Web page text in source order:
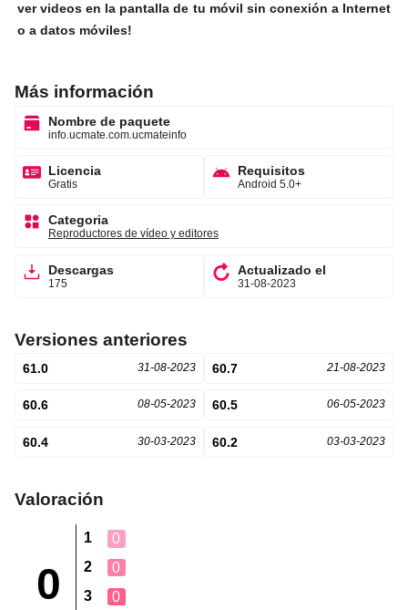
ver videos en la pantalla de tu móvil sin conexión a Internet
o a datos móviles!
Más información
Nombre de paquete
info.ucmate.com.ucmateinfo
Licencia
Gratis
Requisitos
Android 5.0+
Categoria
Reproductores de vídeo y editores
Descargas
175
Actualizado el
31-08-2023
Versiones anteriores
61.0 31-08-2023 60.7 21-08-2023
60.6 08-05-2023 60.5 06-05-2023
60.4 30-03-2023 60.2 03-03-2023
Valoración
0
1
0
2
0
3
0